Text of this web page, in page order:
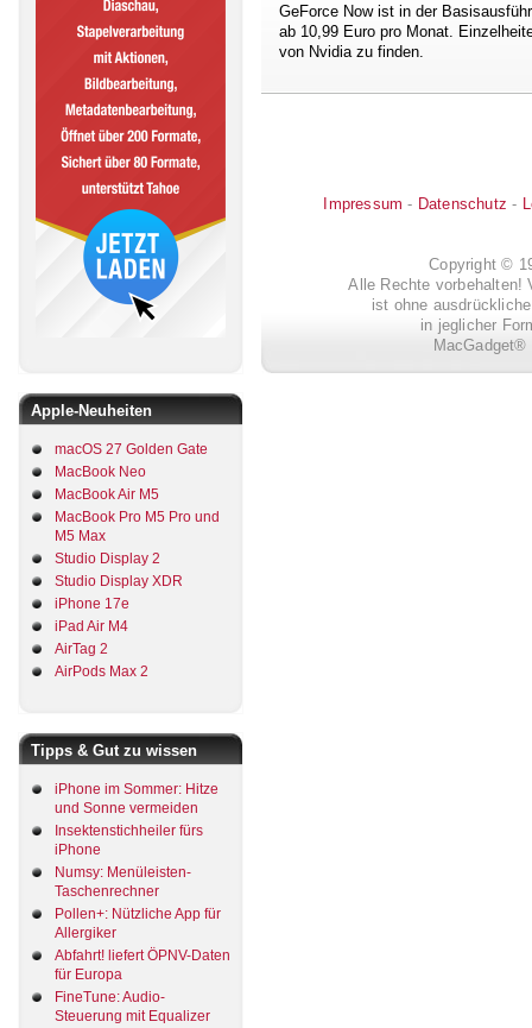
Apple-Neuheiten
macOS 27 Golden Gate
MacBook Neo
MacBook Air M5
MacBook Pro M5 Pro und
M5 Max
Studio Display 2
Studio Display XDR
iPhone 17e
iPad Air M4
AirTag 2
AirPods Max 2
Tipps & Gut zu wissen
iPhone im Sommer: Hitze
und Sonne vermeiden
Insektenstichheiler fürs
iPhone
Numsy: Menüleisten-
Taschenrechner
Pollen+: Nützliche App für
Allergiker
Abfahrt! liefert ÖPNV-Daten
für Europa
FineTune: Audio-
Steuerung mit Equalizer
GeForce Now ist in der
ab 10,99 Euro pro Monat.
von Nvidia zu finden.
Impressum - Datenschutz -
Copyright ©
Alle Rechte vorbehalten!
ist ohne
in jeglicher
MacGadget®